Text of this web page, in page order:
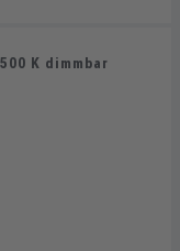
K dimmbar